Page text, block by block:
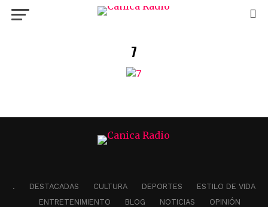
7
. DESTACADAS CULTURA DEPORTES
ESTILO DE VIDA
ENTRETENIMIENTO
BLOG NOTICIAS
OPINIÓN